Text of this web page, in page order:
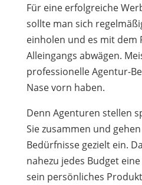
Für eine erfolgreiche
sollte man sich
einholen und es mit dem
Alleingangs abwägen.
professionelle Agentur-
Nase vorn haben.
Denn Agenturen stellen
Sie zusammen und
Bedürfnisse gezielt ein.
nahezu jedes Budget
sein persönliches